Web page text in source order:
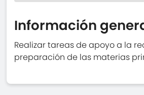
Información
Realizar tareas de apoyo a la
preparación de las materias